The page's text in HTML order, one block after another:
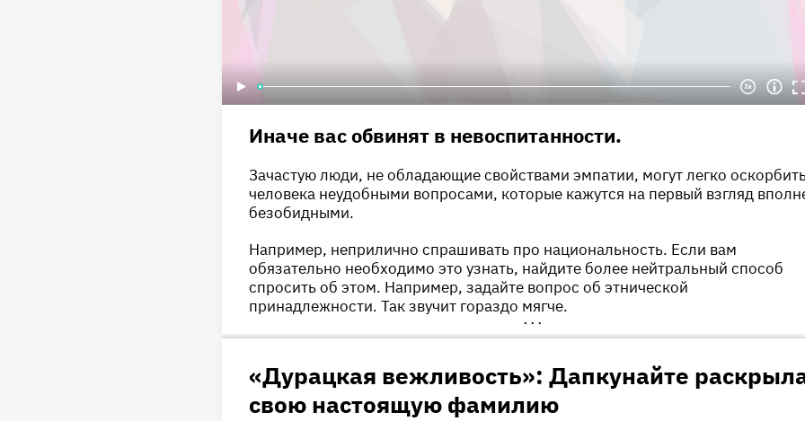
Иначе вас обвинят в невоспитанности.
Зачастую люди, не обладающие свойствами эмпатии, могут легко
человека неудобными вопросами, которые кажутся на первый взгляд
безобидными.
Например, неприлично спрашивать про национальность. Если вам
обязательно необходимо это узнать, найдите более нейтральный способ
спросить об этом. Например, задайте вопрос об этнической
принадлежности. Так звучит гораздо мягче.
•••
«Дурацкая вежливость»: Дапкунайте
свою настоящую фамилию